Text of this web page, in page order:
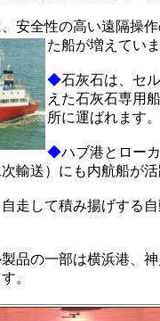
安全性の高い遠隔操
た船が増えていま
◆石灰石は、セ
えた石灰石専用
所に運ばれます。
◆ハブ港とロー
輸送）にも内航船が活
走して積み揚げする自
品の一部は横浜港、
。